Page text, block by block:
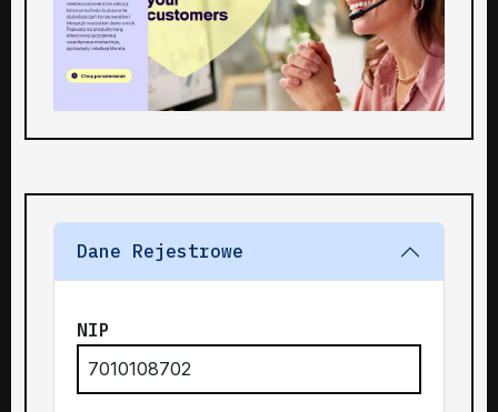
Dane Rejestrowe
NIP
7010108702